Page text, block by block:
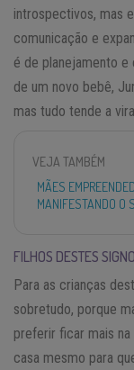
introspectivos, mas
comunicação e
é de planejamento e
de um novo bebê,
mas tudo tende a
VEJA TAMBÉM
MÃES
MANIFESTANDO O
FILHOS DESTES
Para as crianças
sobretudo, porque
preferir ficar mais
casa mesmo para